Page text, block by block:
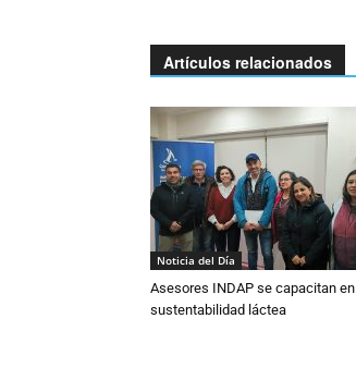
Artículos relacionados
Noticia del Día
Asesores INDAP se capacitan en
sustentabilidad láctea